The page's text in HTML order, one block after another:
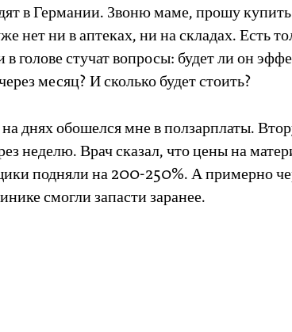
в Германии. Звоню маме, прошу
нет ни в аптеках, ни на складах. Есть
в голове стучат вопросы: будет ли он
месяц? И сколько будет стоить?
днях обошелся мне в ползарплаты.
неделю. Врач сказал, что цены на
подняли на 200-250%. А примерно
смогли запасти заранее.